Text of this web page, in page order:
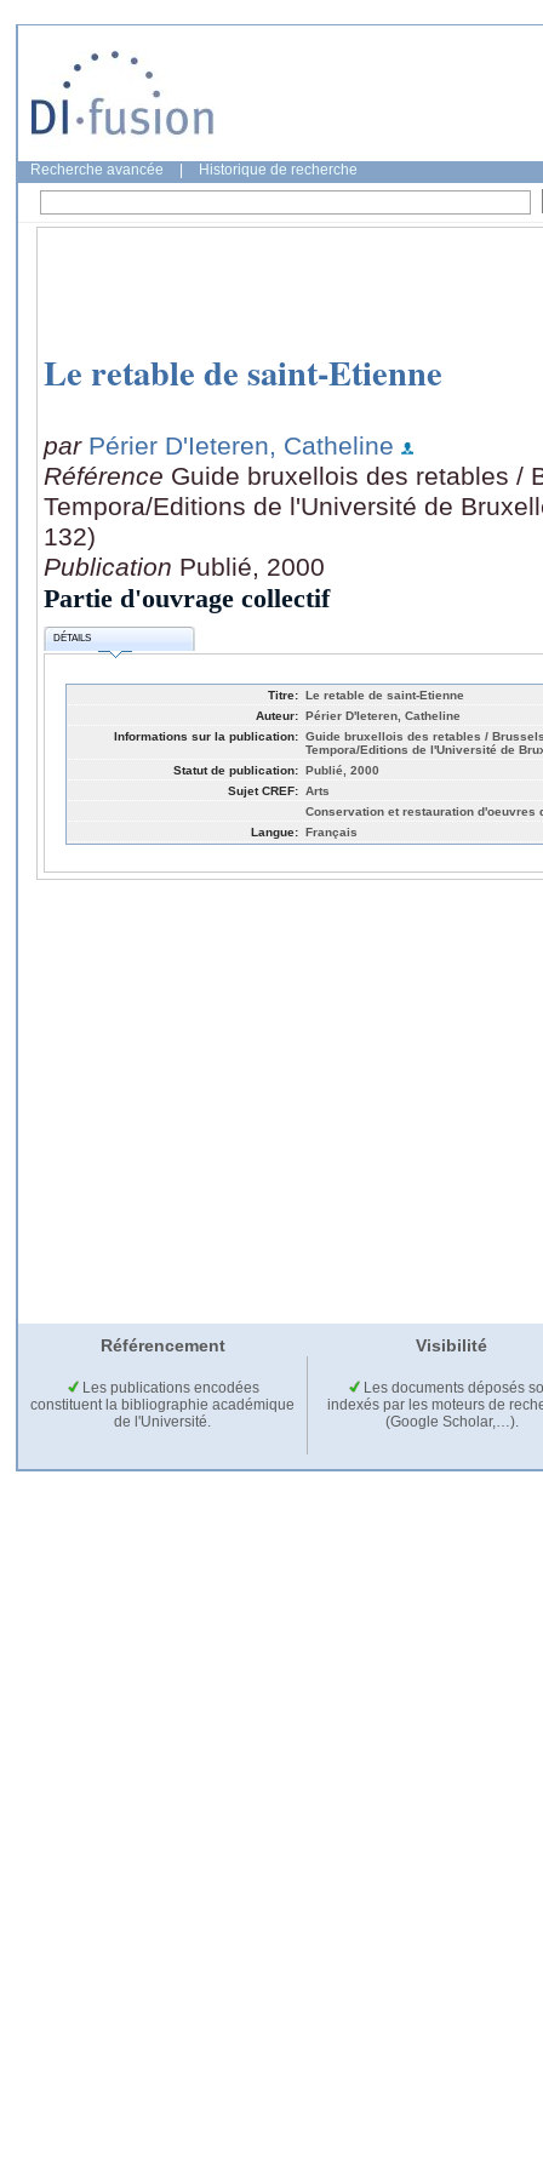
Recherche avancée Historique de recherche
Le retable de saint-Etienne
par Périer D'Ieteren, Catheline
Référence Guide bruxellois des retables /
Tempora/Editions de l'Université de
132)
Publication Publié, 2000
Partie d'ouvrage collectif
DÉTAILS
Titre: Le retable de saint-Etienne
Auteur: Périer D'Ieteren, Catheline
Informations sur la publication: Guide bruxellois des retables /
Tempora/Editions de l'Université de
Statut de publication: Publié, 2000
Sujet CREF: Arts
Conservation et restauration d'oeuvres
Langue: Français
Référencement Visibilité
Les publications encodées
constituent la bibliographie académique
de l'Université.
Les documents déposés
indexés par les moteurs de
(Google Scholar,…).